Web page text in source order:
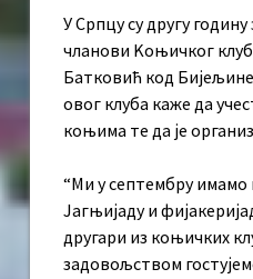
У Српцу су другу
чланови Kоњичког
Батковић код
овог клуба каже да
коњима те да је
“Ми у септембру имамо
Јагњијаду и
другари из коњичких
задовољством